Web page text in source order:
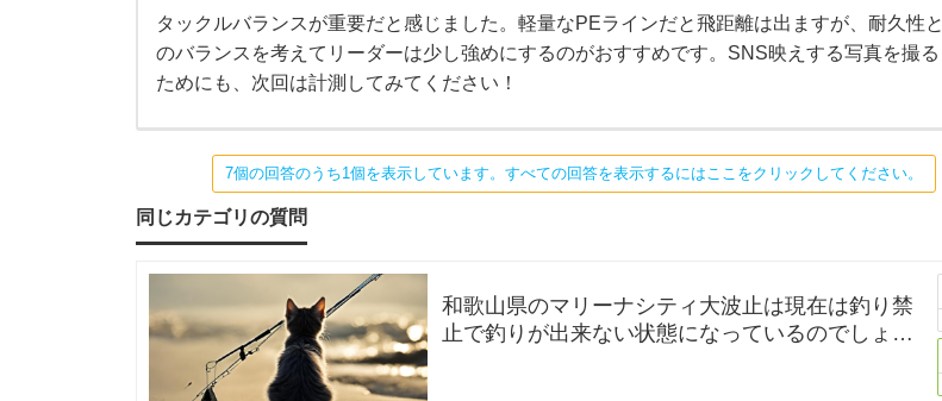
質
問
で
す
。
フ
ァ
ー
バ
ス
を
釣
た
湾
奥
の
ト
ゲ
ー
タックルバランスが重要だと感じました。軽量なPEラインだと飛距離は出ますが、耐久性と
のバランスを考えてリーダーは少し強めにするのがおすすめです。SNS映えする写真を撮る
ためにも、次回は計測してみてください！
7個の回答のうち1個を表示しています。すべての回答を表示するにはここをクリックしてください。
同じカテゴリの質問
和歌山県のマリーナシティ大波止は現在は釣り禁
止で釣りが出来ない状態になっているのでしょう